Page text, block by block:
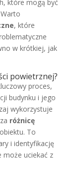
które mogą być
, które
w krótkiej, jak
powietrznej?
proces,
budynku i jego
wykorzystuje
różnicę
To
i identyfikację
może uciekać z